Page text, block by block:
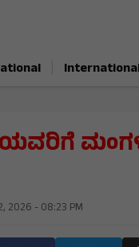
2026 - 08:23 PM